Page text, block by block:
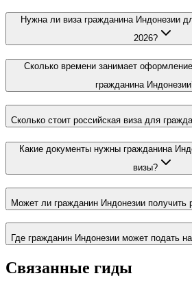
Нужна ли виза гражданина Индонезии
2026?
Сколько времени занимает
гражданина
Сколько стоит российская виза для
Какие документы нужны гражданина
визы?
Может ли гражданин Индонезии получить
Где гражданин Индонезии может подать
Связанные гиды